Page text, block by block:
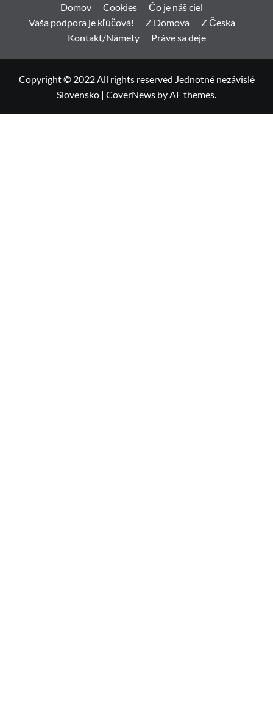
Domov Cookies
Čo je náš ciel
Vaša podpora je kľúčová!
Z Domova
Z Česka
Kontakt/Námety
Práve sa deje
Copyright © 2022 All rights reserved Jednotné nezávislé
Slovensko | CoverNews by AF themes.